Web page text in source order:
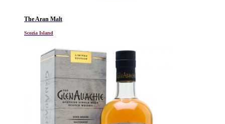
Al momento non disponibile
The Aran Malt
Scozia Island